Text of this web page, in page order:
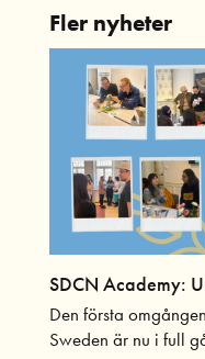
Fler nyheter
SDCN Academy:
Den första
Sweden är nu i full